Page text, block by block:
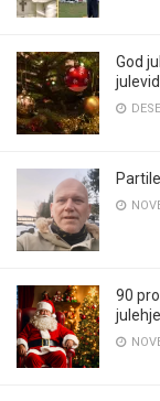
God
90